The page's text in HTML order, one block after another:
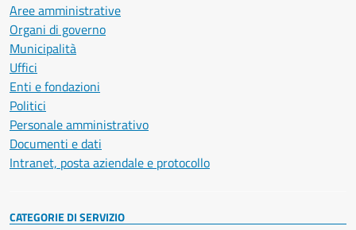
Aree amministrative
Organi di governo
Municipalità
Uffici
Enti e fondazioni
Politici
Personale amministrativo
Documenti e dati
Intranet, posta aziendale e protocollo
CATEGORIE DI SERVIZIO